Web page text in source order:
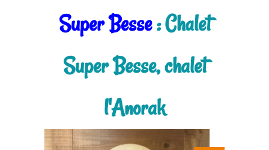
Super Besse: Chalet
Super Besse, chalet
l'Anorak